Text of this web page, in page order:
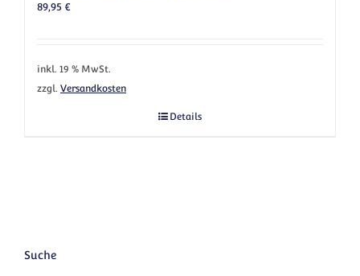
89,95 €
inkl. 19 % MwSt.
zzgl. Versandkosten
Details
Suche